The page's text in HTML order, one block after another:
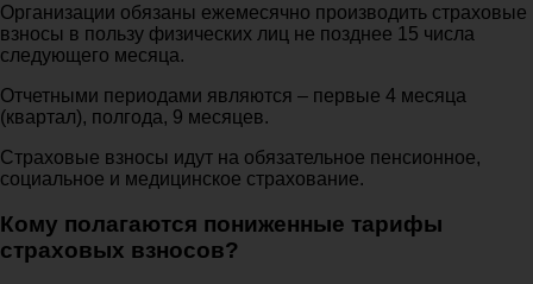
Организации обязаны ежемесячно производить страховые
взносы в пользу физических лиц не позднее 15 числа
следующего месяца.
Отчетными периодами являются – первые 4 месяца
(квартал), полгода, 9 месяцев.
Страховые взносы идут на обязательное пенсионное,
социальное и медицинское страхование.
Кому полагаются пониженные тарифы
страховых взносов?